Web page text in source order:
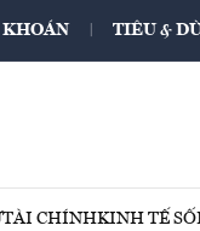
TIÊU &
TÀI CHÍNHKINH TẾ SỐ